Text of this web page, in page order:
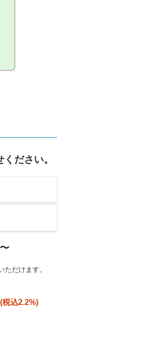
ださい。
だけます。
込2.2%)